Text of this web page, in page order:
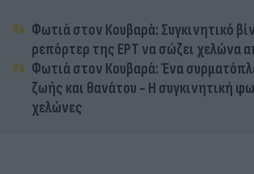
Φωτιά στον Κουβαρά: Συγκινητικό
ρεπόρτερ της ΕΡΤ να σώζει χελώνα
Φωτιά στον Κουβαρά: Ένα
ζωής και θανάτου - Η συγκινητική
χελώνες